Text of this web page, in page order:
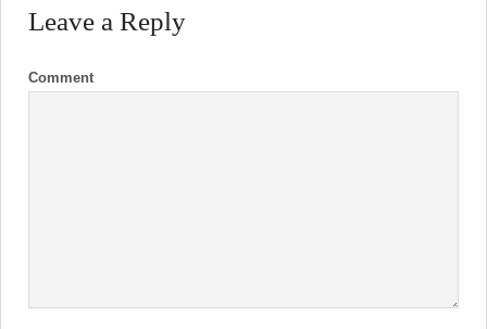
Leave a Reply
Comment